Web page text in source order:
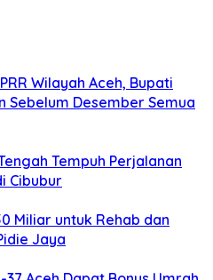
Wilayah Aceh, Bupati
Sebelum Desember Semua
Tempuh Perjalanan
Cibubur
Miliar untuk Rehab dan
Jaya